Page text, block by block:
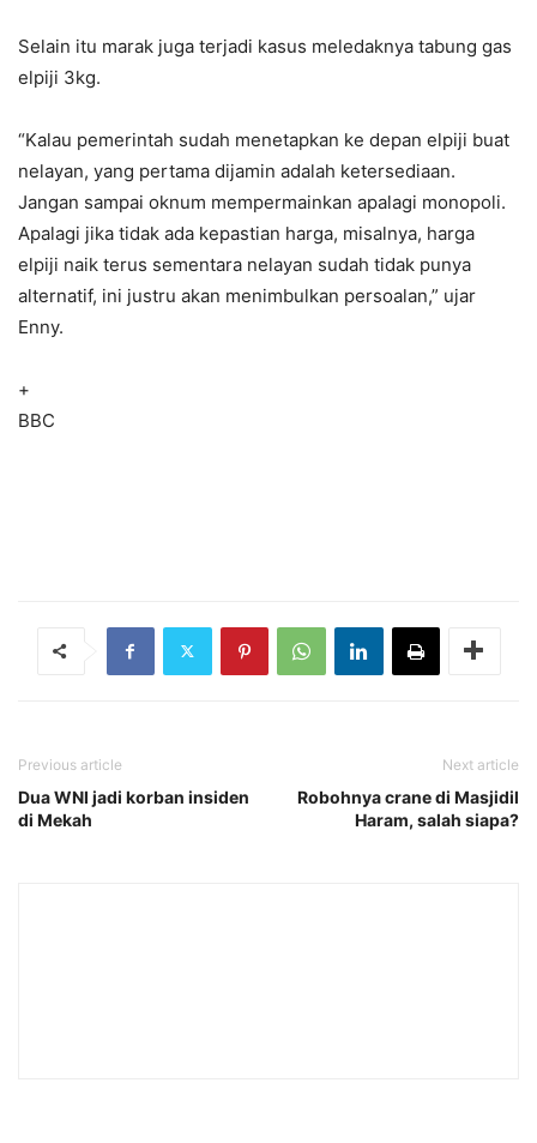
Selain itu marak juga terjadi kasus meledaknya tabung gas
elpiji 3kg.
“Kalau pemerintah sudah menetapkan ke depan elpiji buat
nelayan, yang pertama dijamin adalah ketersediaan.
Jangan sampai oknum mempermainkan apalagi monopoli.
Apalagi jika tidak ada kepastian harga, misalnya, harga
elpiji naik terus sementara nelayan sudah tidak punya
alternatif, ini justru akan menimbulkan persoalan,” ujar
Enny.
+
BBC
Previous article
Dua WNI jadi korban insiden
di Mekah
Next article
Robohnya crane di Masjidil
Haram, salah siapa?